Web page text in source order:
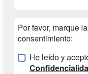
Por favor, marque
consentimiento:
He leído y